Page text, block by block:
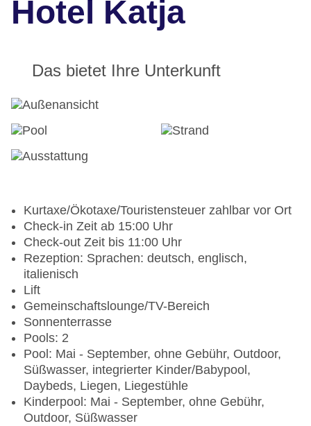
Hotel Katja
Das bietet Ihre Unterkunft
Kurtaxe/Ökotaxe/Touristensteuer zahlbar vor Ort
Check-in Zeit ab 15:00 Uhr
Check-out Zeit bis 11:00 Uhr
Rezeption: Sprachen: deutsch, englisch,
italienisch
Lift
Gemeinschaftslounge/TV-Bereich
Sonnenterrasse
Pools: 2
Pool: Mai - September, ohne Gebühr, Outdoor,
Süßwasser, integrierter Kinder/Babypool,
Daybeds, Liegen, Liegestühle
Kinderpool: Mai - September, ohne Gebühr,
Outdoor, Süßwasser